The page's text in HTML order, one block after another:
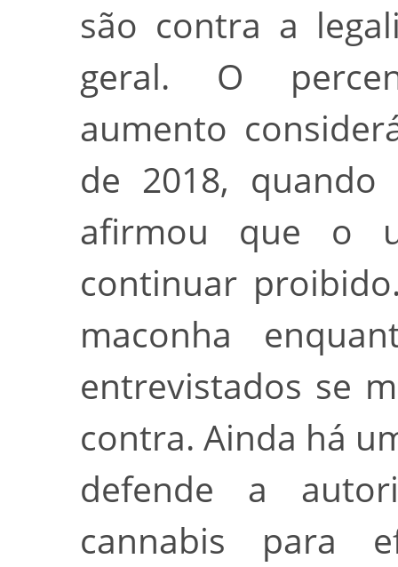
são contra a
geral. O
aumento
de 2018, quando
afirmou que o
continuar
maconha
entrevistados se
contra. Ainda há
defende a
cannabis para